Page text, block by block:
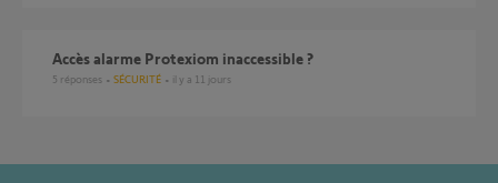
Accès alarme Protexiom inaccessible ?
5 réponses SÉCURITÉ il y a 11 jours